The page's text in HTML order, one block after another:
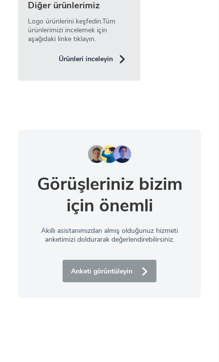
Diğer ürünlerimiz
Logo ürünlerini keşfedin.Tüm
ürünlerimizi incelemek için
aşağıdaki linke tıklayın.
Ürünleri inceleyin
Görüşleriniz bizim
için önemli
Akıllı asistanımızdan almış olduğunuz hizmeti
anketimizi doldurarak değerlendirebilirsiniz.
Anketi görüntüleyin